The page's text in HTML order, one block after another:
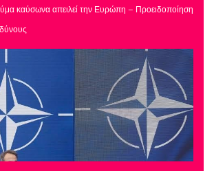
καύσωνα απειλεί την Ευρώπη – Προειδοποίηση